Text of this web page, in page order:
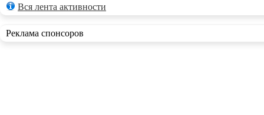
Вся лента активности
Реклама спонсоров